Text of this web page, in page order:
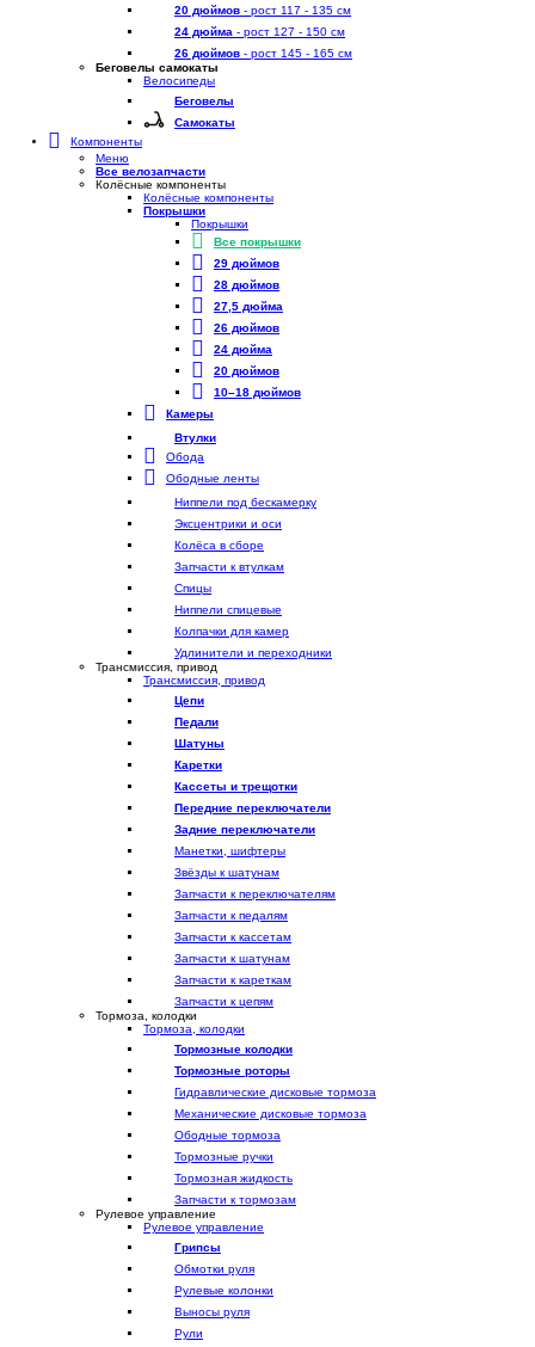
20 дюймов - рост 117 - 135 см
24 дюйма - рост 127 - 150 см
26 дюймов - рост 145 - 165 см
Беговелы самокаты
Велосипеды
Беговелы
Самокаты
Компоненты
Меню
Все велозапчасти
Колёсные компоненты
Колёсные компоненты
Покрышки
Покрышки
Все покрышки
29 дюймов
28 дюймов
27,5 дюйма
26 дюймов
24 дюйма
20 дюймов
10–18 дюймов
Камеры
Втулки
Обода
Ободные ленты
Ниппели под бескамерку
Эксцентрики и оси
Колёса в сборе
Запчасти к втулкам
Спицы
Ниппели спицевые
Колпачки для камер
Удлинители и переходники
Трансмиссия, привод
Трансмиссия, привод
Цепи
Педали
Шатуны
Каретки
Кассеты и трещотки
Передние переключатели
Задние переключатели
Манетки, шифтеры
Звёзды к шатунам
Запчасти к переключателям
Запчасти к педалям
Запчасти к кассетам
Запчасти к шатунам
Запчасти к кареткам
Запчасти к цепям
Тормоза, колодки
Тормоза, колодки
Тормозные колодки
Тормозные роторы
Гидравлические дисковые тормоза
Механические дисковые тормоза
Ободные тормоза
Тормозные ручки
Тормозная жидкость
Запчасти к тормозам
Рулевое управление
Рулевое управление
Грипсы
Обмотки руля
Рулевые колонки
Выносы руля
Рули